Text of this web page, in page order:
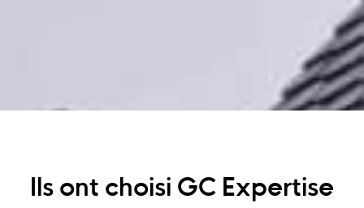
Ils ont choisi GC Expertise